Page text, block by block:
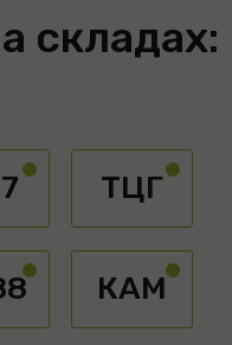
складах:
ТЦГ
КАМ